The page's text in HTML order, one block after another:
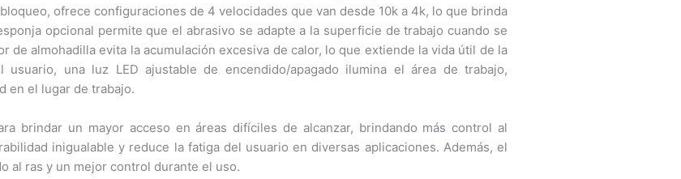
ofrece configuraciones de 4 velocidades que van desde 10k a 4k, lo que brinda
opcional permite que el abrasivo se adapte a la superficie de trabajo cuando se
almohadilla evita la acumulación excesiva de calor, lo que extiende la vida útil de la
una luz LED ajustable de encendido/apagado ilumina el área de trabajo,
en el lugar de trabajo.
brindar un mayor acceso en áreas difíciles de alcanzar, brindando más control al
inigualable y reduce la fatiga del usuario en diversas aplicaciones. Además, el
al ras y un mejor control durante el uso.